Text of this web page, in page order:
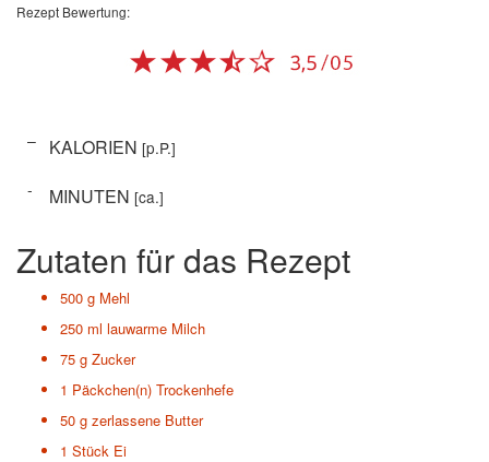
Rezept Bewertung:
– KALORIEN [p.P.]
-
MINUTEN [ca.]
Zutaten für das Rezept
500 g Mehl
250 ml lauwarme Milch
75 g Zucker
1 Päckchen(n) Trockenhefe
50 g zerlassene Butter
1 Stück Ei